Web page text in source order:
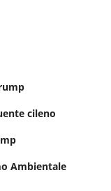
cileno
Ambientale